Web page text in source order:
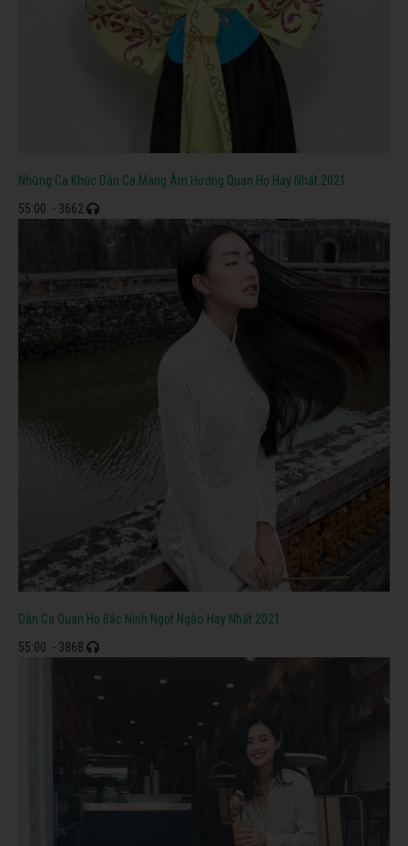
Những Ca Khúc Dân Ca Mang Âm Hưởng Quan Họ Hay Nhất 2021
55:00 - 3662
Dân Ca Quan Họ Bắc Ninh Ngọt Ngào Hay Nhất 2021
55:00 - 3868